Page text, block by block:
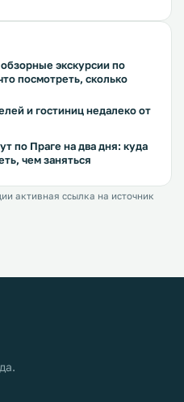
экскурсии по
посмотреть, сколько
и гостиниц недалеко от
по Праге на два дня: куда
чем заняться
активная ссылка на источник